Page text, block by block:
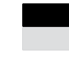
COOKIES政策